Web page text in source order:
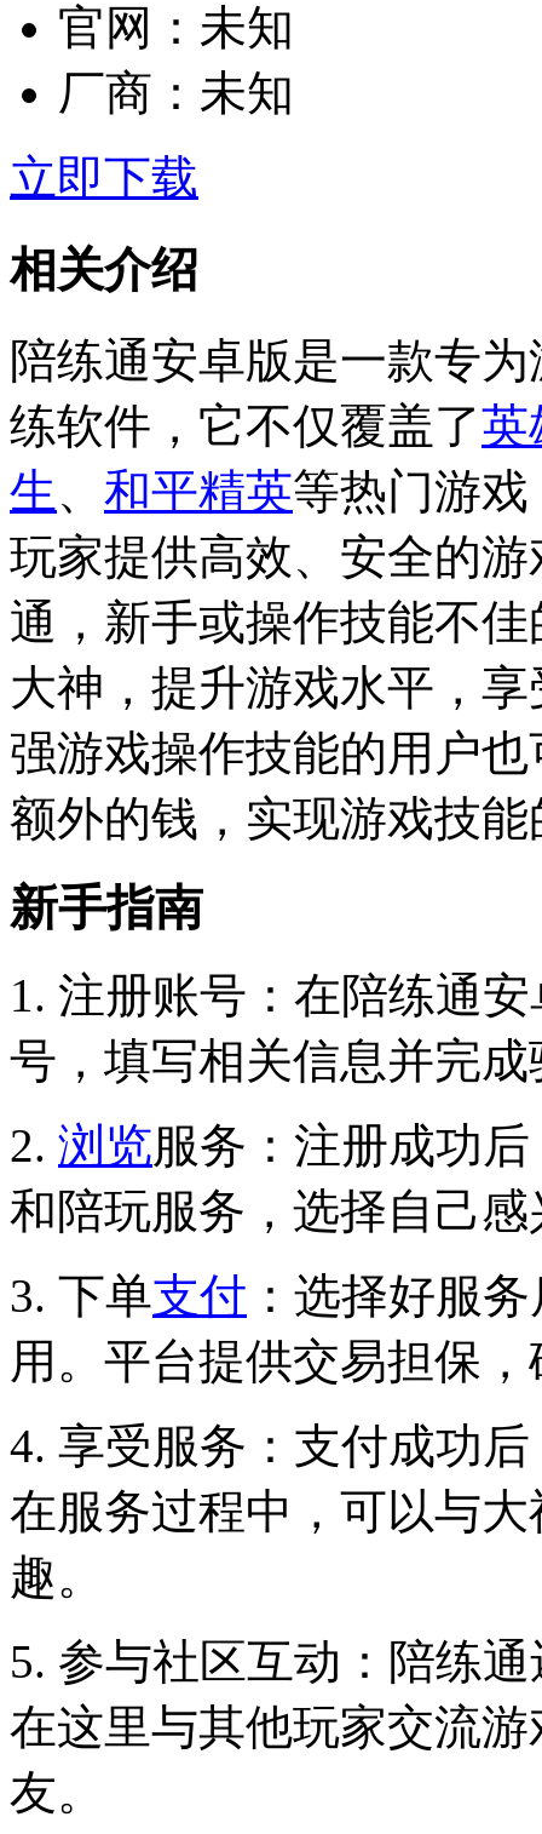
官网： 未知
厂商： 未知
立即下载
相关介绍
陪练通安卓版是一款专
练软件，它不仅覆盖了英
生、 和平精英等热门游
玩家提供高效、安全的
通，新手或操作技能不
大神，提升游戏水平，
强游戏操作技能的用户
额外的钱，实现游戏技
新手指南
1. 注册账号：在陪练通
号，填写相关信息并完成
2. 浏览服务：注册成功
和陪玩服务，选择自己
3. 下单支付 ：选择好服
用。平台提供交易担保
4. 享受服务：支付成功
在服务过程中，可以与
趣。
5. 参与社区互动：陪练
在这里与其他玩家交流
友。